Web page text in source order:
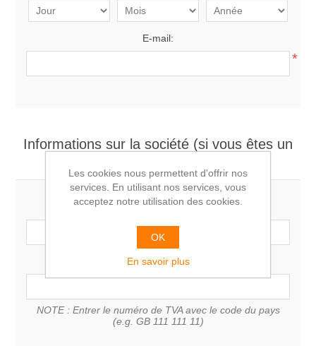
E-mail:
*
Informations sur la société (si vous êtes un
Société:
Numéro de TVA:
NOTE : Entrer le numéro de TVA avec le code du pays
(e.g. GB 111 111 11)
Les cookies nous permettent d'offrir nos
services. En utilisant nos services, vous
acceptez notre utilisation des cookies.
OK
En savoir plus